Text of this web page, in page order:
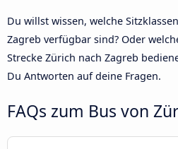
Du willst wissen, welche
Zagreb verfügbar sind? Oder
Strecke Zürich nach Zagreb
Du Antworten auf deine Fragen.
FAQs zum Bus von